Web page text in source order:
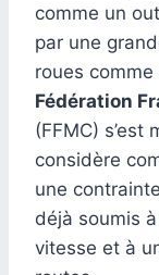
comme un
par une
roues
Fédération
(FFMC) s’est
considère
une
déjà soumis
vitesse et à